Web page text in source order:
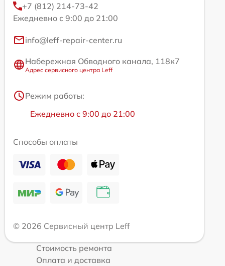
+7 (812) 214-73-42
Ежедневно с 9:00 до 21:00
info@leff-repair-center.ru
Набережная Обводного канала, 118к7
Адрес сервисного центра Leff
Режим работы:
Ежедневно с 9:00 до 21:00
Способы оплаты
© 2026 Сервисный центр Leff
Стоимость ремонта
Оплата и доставка